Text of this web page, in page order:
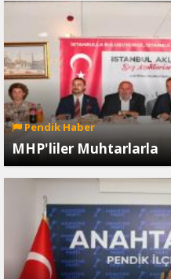
Pendik Haber
MHP'liler Muhtarlarla